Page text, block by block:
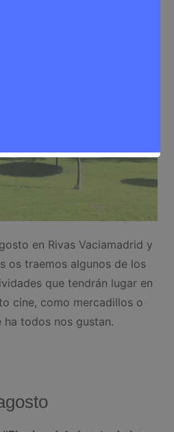
en Rivas Vaciamadrid y
os traemos algunos de los
que tendrán lugar en
cine, como mercadillos o
ha todos nos gustan.